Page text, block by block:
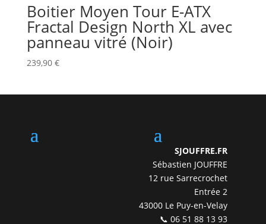
Boitier Moyen Tour E-ATX
Fractal Design North XL avec
panneau vitré (Noir)
239,90 €
SJOUFFRE.FR
Sébastien JOUFFRE
12 rue Sarrecrochet
Entrée 2
43000 Le Puy-en-Velay
📞 06 51 88 13 93